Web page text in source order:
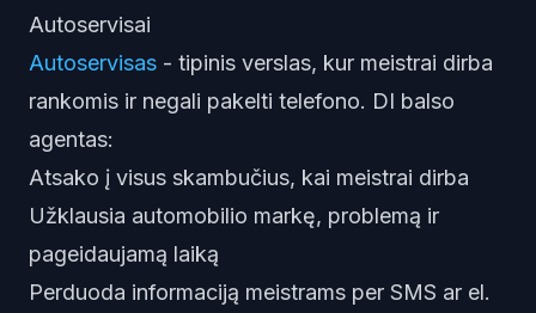
Autoservisai
Autoservisas - tipinis verslas, kur meistrai dirba
rankomis ir negali pakelti telefono. DI balso
agentas:
Atsako į visus skambučius, kai meistrai dirba
Užklausia automobilio markę, problemą ir
pageidaujamą laiką
Perduoda informaciją meistrams per SMS ar el.